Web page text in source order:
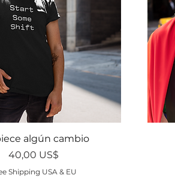
Vista rápida
algún cambio
Precio
40,00 US$
Shipping USA & EU